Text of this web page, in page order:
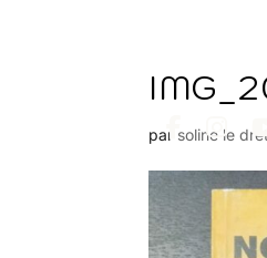
par soline le dret